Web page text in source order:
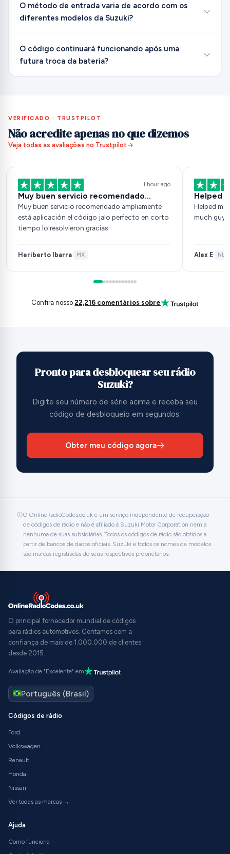
O método de entrada varia de acordo com os
diferentes modelos da Suzuki?
O código continuará funcionando após uma
futura troca da bateria?
VERIFICADO · TRUSTPILOT
Não acredite apenas no que dizemos
Veja todas as avaliações no Trustpilot
1 hour ago
Muy buen servicio recomendado…
Muy buen servicio recomendado ampliamente
está aplicación el código jalo perfecto en corto
tiempo lo resolvieron gracias
Heriberto Ibarra· MX
Helped
Helped me
much guys!
Alex E· NL
Confira nosso22,216 comentários sobre
Pronto para desbloquear seu rádio
Suzuki?
Digite seu número de série acima e receba seu
código de desbloqueio em segundos.
Obter meu código agora
O OnlineRadioCodes.co.uk é um serviço independente de recuperação
de códigos de rádio e não é afiliado à Suzuki Motor Corporation nem a
nenhuma de suas subsidiárias. Todos os códigos de rádio são obtidos a
partir de bancos de dados oficiais. Suzuki e todos os nomes de modelos
são marcas registradas de seus respectivos proprietários.
O principal fornecedor mundial de códigos
para rádios automotivos. Contamos com a
confiança de mais de 1.000.000 de clientes
desde 2015.
Avaliação de "Excelente" em
Códigos de rádio
Ford
Volkswagen
Renault
Honda
Nissan
Ver todas as marcas →
Ajuda
Como funciona